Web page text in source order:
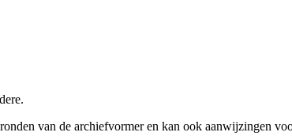
van de archiefvormer en kan ook aanwijzingen